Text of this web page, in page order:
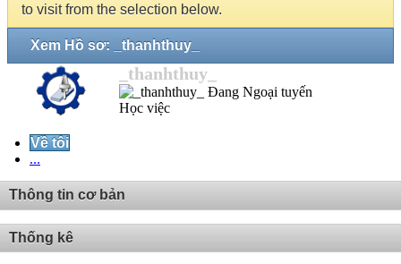
to visit from the selection below.
Xem Hồ sơ: _thanhthuy_
_thanhthuy_
Học việc
Về tôi
...
Thông tin cơ bản
Thống kê